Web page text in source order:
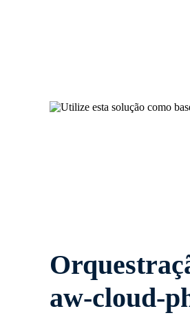
aw-cloud-